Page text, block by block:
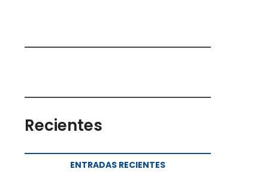
Recientes
ENTRADAS RECIENTES